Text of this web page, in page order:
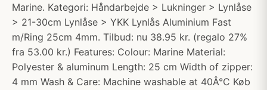
Marine. Kategori: Håndarbejde > Lukninger > Lynlåse
> 21-30cm Lynlåse > YKK Lynlås Aluminium Fast
m/Ring 25cm 4mm. Tilbud: nu 38.95 kr. (regalo 27%
fra 53.00 kr.) Features: Colour: Marine Material:
Polyester & aluminum Length: 25 cm Width of zipper:
4 mm Wash & Care: Machine washable at 40Â°C Køb